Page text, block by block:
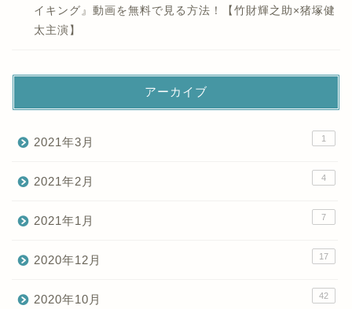
イキング』動画を無料で見る方法！【竹財輝之助×猪塚健
太主演】
アーカイブ
2021年3月 1
2021年2月 4
2021年1月 7
2020年12月 17
2020年10月 42